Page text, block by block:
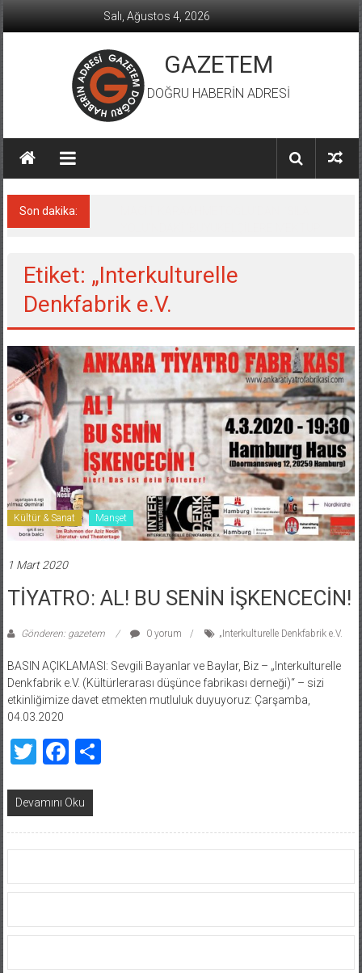
Salı, Ağustos 4, 2026
GAZETEM
DOĞRU HABERİN ADRESİ
Son dakika:
Etiket: „Interkulturelle
Denkfabrik e.V.
Kültür & Sanat Manşet
1 Mart 2020
TİYATRO: AL! BU SENİN İŞKENCECİN!
Gönderen: gazetem 0 yorum „Interkulturelle Denkfabrik e.V.
BASIN AÇIKLAMASI: Sevgili Bayanlar ve Baylar, Biz – „Interkulturelle
Denkfabrik e.V. (Kültürlerarası düşünce fabrikası derneği)“ – sizi
etkinliğimize davet etmekten mutluluk duyuyoruz: Çarşamba,
04.03.2020
TwitterFacebook
Share
Devamını Oku